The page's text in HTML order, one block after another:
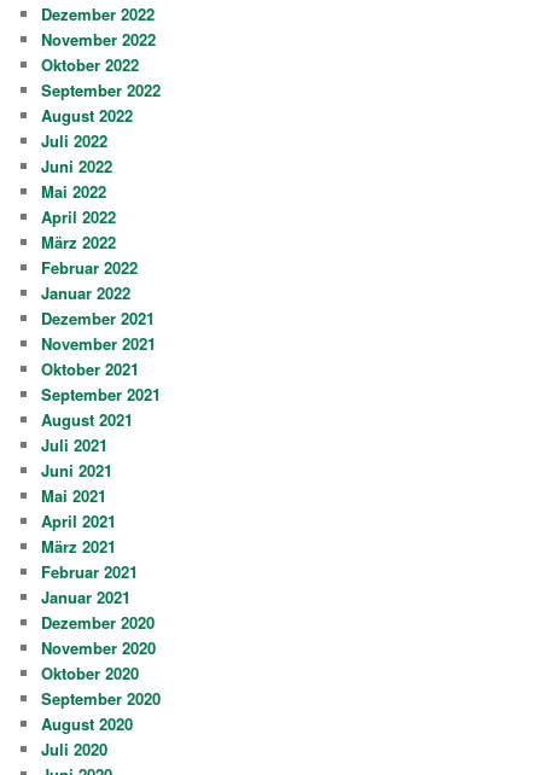
Dezember 2022
November 2022
Oktober 2022
September 2022
August 2022
Juli 2022
Juni 2022
Mai 2022
April 2022
März 2022
Februar 2022
Januar 2022
Dezember 2021
November 2021
Oktober 2021
September 2021
August 2021
Juli 2021
Juni 2021
Mai 2021
April 2021
März 2021
Februar 2021
Januar 2021
Dezember 2020
November 2020
Oktober 2020
September 2020
August 2020
Juli 2020